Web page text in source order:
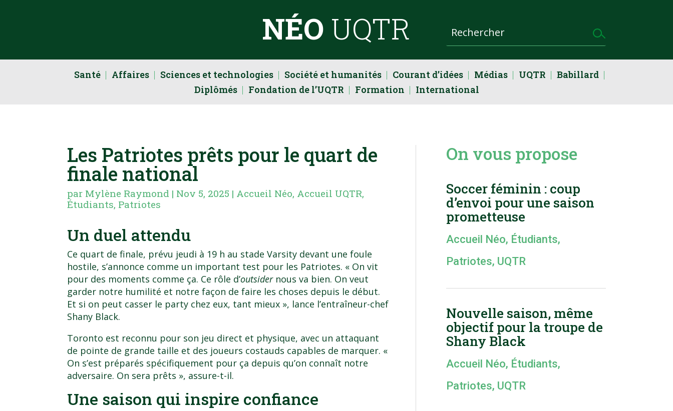
NÉO UQTR
Santé Affaires Sciences et technologies Société et humanités Courant d’idées Médias UQTR
Babillard
Diplômés
Fondation de l’UQTR Formation International
Les Patriotes prêts pour le quart de
finale national
par Mylène Raymond | Nov 5, 2025 | Accueil Néo, Accueil UQTR,
Étudiants, Patriotes
Un duel attendu
Ce quart de finale, prévu jeudi à 19 h au stade Varsity devant une foule
hostile, s’annonce comme un important test pour les Patriotes. « On vit
pour des moments comme ça. Ce rôle d’outsidernous va bien. On veut
garder notre humilité et notre façon de faire les choses depuis le début.
Et si on peut casser le party chez eux, tant mieux », lance l’entraîneur-chef
Shany Black.
Toronto est reconnu pour son jeu direct et physique, avec un attaquant
de pointe de grande taille et des joueurs costauds capables de marquer. «
On s’est préparés spécifiquement pour ça depuis qu’on connaît notre
adversaire. On sera prêts », assure-t-il.
Une saison qui inspire confiance
On vous propose
Soccer féminin : coup
d’envoi pour une saison
prometteuse
Accueil Néo, Étudiants,
Patriotes, UQTR
Nouvelle saison, même
objectif pour la troupe de
Shany Black
Accueil Néo, Étudiants,
Patriotes, UQTR